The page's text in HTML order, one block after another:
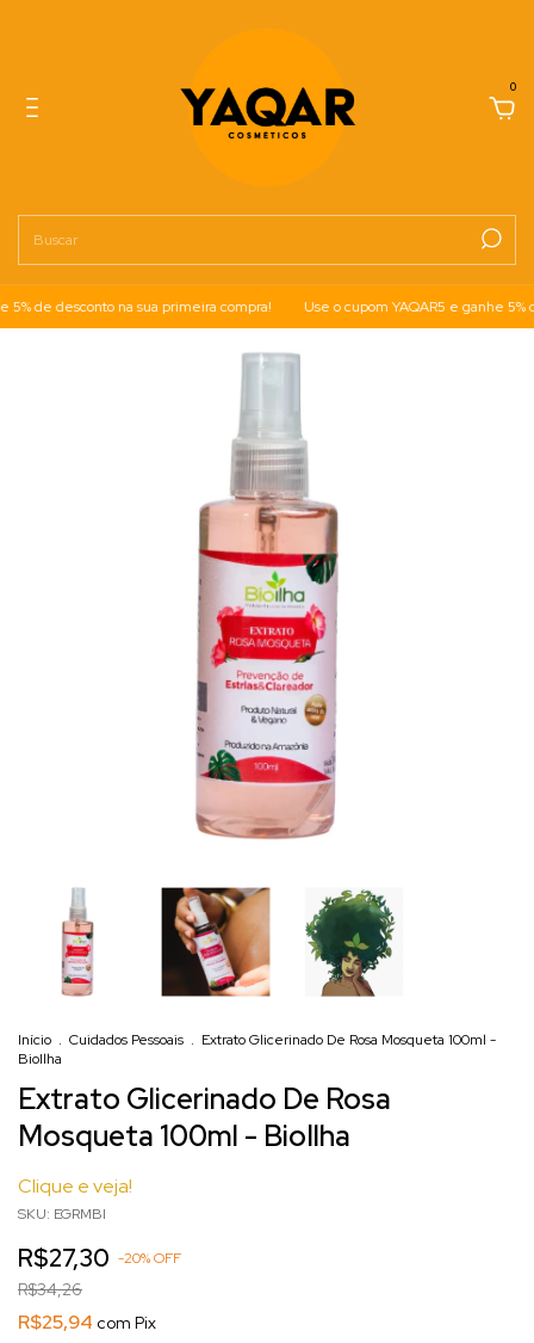
0
de desconto na sua primeira compra! Use o cupom YAQAR5 e ganhe 5%
Início . Cuidados Pessoais . Extrato Glicerinado De Rosa Mosqueta 100ml -
BioIlha
Extrato Glicerinado De Rosa
Mosqueta 100ml - BioIlha
Clique e veja!
SKU: EGRMBI
R$27,30 -20%OFF
R$34,26
R$25,94 com Pix